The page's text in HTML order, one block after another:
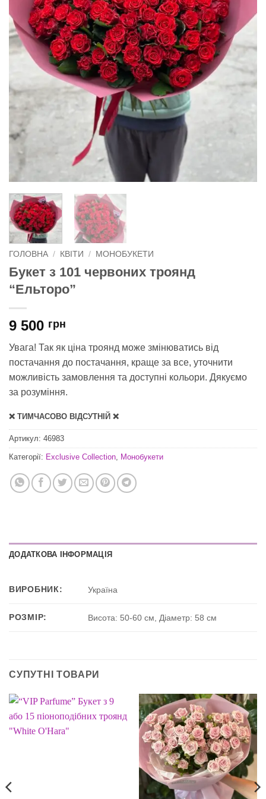
ГОЛОВНА / КВІТИ / МОНОБУКЕТИ
Букет з 101 червоних троянд
“Ельторо”
9 500 грн
Увага! Так як ціна троянд може змінюватись від
постачання до постачання, краще за все, уточнити
можливість замовлення та доступні кольори. Дякуємо
за розуміння.
❌ ТИМЧАСОВО ВІДСУТНІЙ ❌
Артикул: 46983
Категорії: Exclusive Collection Монобукети
ДОДАТКОВА ІНФОРМАЦІЯ
ВИРОБНИК: Україна
РОЗМІР: Висота: 50-60 см, Діаметр: 58 см
СУПУТНІ ТОВАРИ